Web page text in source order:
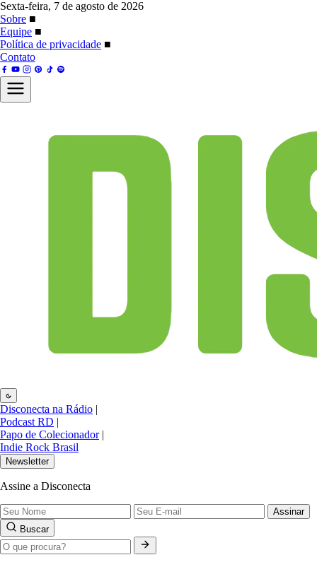
Sexta-feira, 7 de agosto de 2026
Sobre ■
Equipe ■
Política de privacidade ■
Contato
Disconecta na Rádio |
Podcast RD |
Papo de Colecionador |
Indie Rock Brasil
Newsletter
Assine a Disconecta
Assinar
Buscar